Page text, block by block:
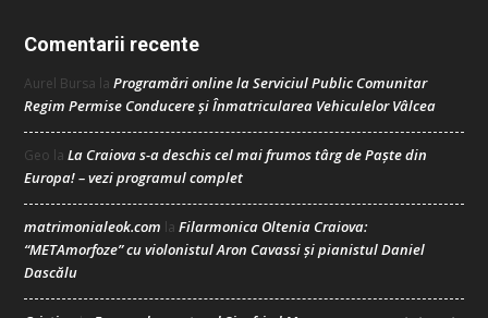
Comentarii recente
Aurel Bursa la Programări online la Serviciul Public Comunitar
Regim Permise Conducere şi Înmatricularea Vehiculelor Vâlcea
Geo la La Craiova s-a deschis cel mai frumos târg de Paște din
Europa! – vezi programul complet
matrimonialeok.com la Filarmonica Oltenia Craiova:
“METAmorfoze” cu violonistul Aron Cavassi și pianistul Daniel
Dascălu